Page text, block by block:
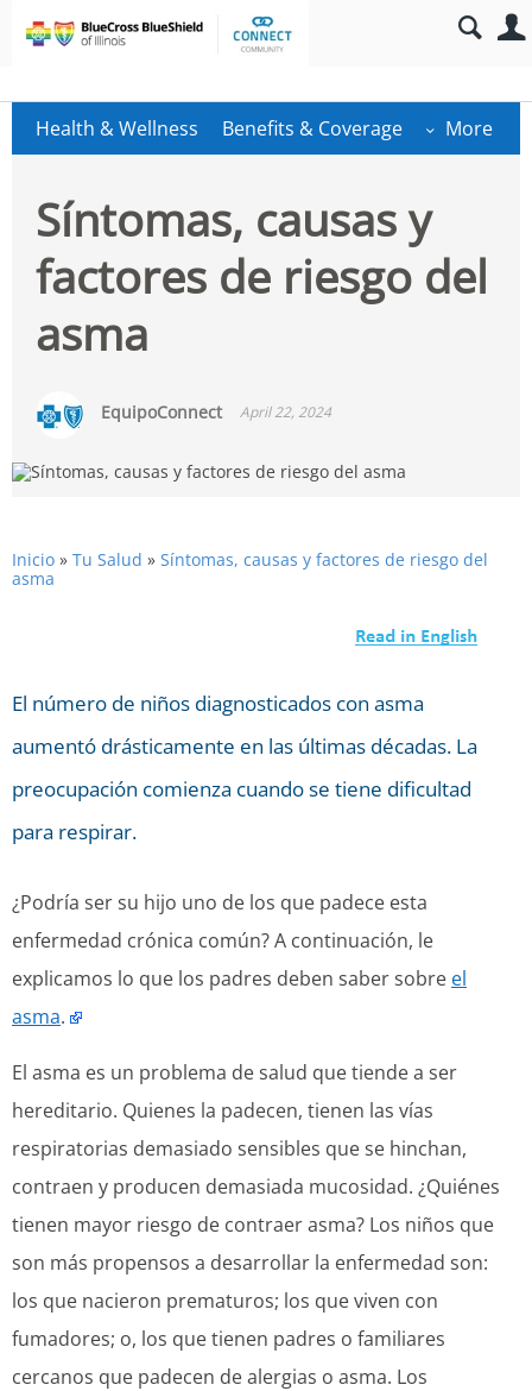
Health & Wellness Benefits & Coverage More
Síntomas, causas y
factores de riesgo del
asma
EquipoConnect April 22, 2024
Inicio » Tu Salud » Síntomas, causas y factores de riesgo del
asma
El número de niños diagnosticados con asma
aumentó drásticamente en las últimas décadas. La
preocupación comienza cuando se tiene dificultad
para respirar.
¿Podría ser su hijo uno de los que padece esta
enfermedad crónica común? A continuación, le
explicamos lo que los padres deben saber sobre el
asma.
El asma es un problema de salud que tiende a ser
hereditario. Quienes la padecen, tienen las vías
respiratorias demasiado sensibles que se hinchan,
contraen y producen demasiada mucosidad. ¿Quiénes
tienen mayor riesgo de contraer asma? Los niños que
son más propensos a desarrollar la enfermedad son:
los que nacieron prematuros; los que viven con
fumadores; o, los que tienen padres o familiares
cercanos que padecen de alergias o asma. Los